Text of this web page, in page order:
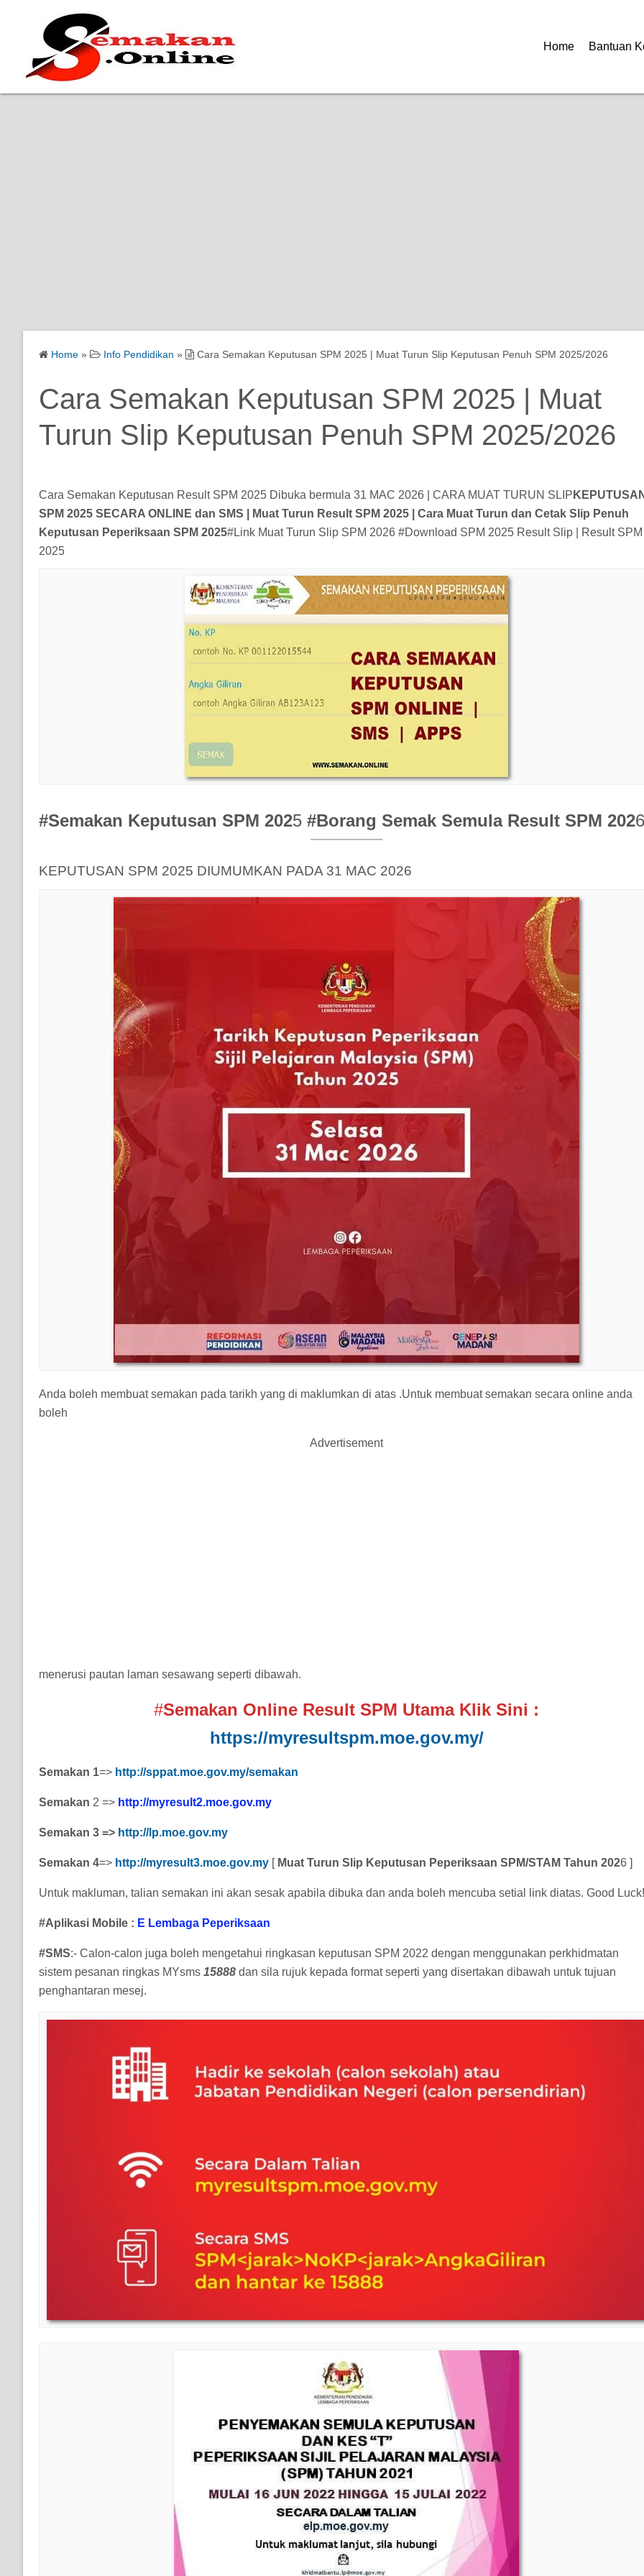
Home Bantuan
Home » Info Pendidikan » Cara Semakan Keputusan SPM 2025 | Muat Turun Slip Keputusan Penuh SPM 2025/2026
Cara Semakan Keputusan SPM 2025 | Muat
Turun Slip Keputusan Penuh SPM 2025/2026
Cara Semakan Keputusan Result SPM 2025 Dibuka bermula 31 MAC 2026 | CARA MUAT TURUN SLIP
SPM 2025 SECARA ONLINE dan SMS | Muat Turun Result SPM 2025 | Cara Muat Turun dan Cetak Slip Penuh
Keputusan Peperiksaan SPM 2025#Link Muat Turun Slip SPM 2026 #Download SPM 2025 Result Slip | Result SPM
2025
#Semakan Keputusan SPM 2025 #Borang Semak Semula Result SPM 2026
KEPUTUSAN SPM 2025 DIUMUMKAN PADA 31 MAC 2026
Anda boleh membuat semakan pada tarikh yang di maklumkan di atas .Untuk membuat semakan secara online anda
boleh
Advertisement
menerusi pautan laman sesawang seperti dibawah.
#Semakan Online Result SPM Utama Klik Sini :
https://myresultspm.moe.gov.my/
Semakan 1=> http://sppat.moe.gov.my/semakan
Semakan 2 => http://myresult2.moe.gov.my
Semakan 3 => http://lp.moe.gov.my
Semakan 4=> http://myresult3.moe.gov.my [ Muat Turun Slip Keputusan Peperiksaan SPM/STAM Tahun 2026 ]
Untuk makluman, talian semakan ini akan sesak apabila dibuka dan anda boleh mencuba setial link diatas. Good
#Aplikasi Mobile : E Lembaga Peperiksaan
#SMS:- Calon-calon juga boleh mengetahui ringkasan keputusan SPM 2022 dengan menggunakan perkhidmatan
sistem pesanan ringkas MYsms 15888 dan sila rujuk kepada format seperti yang disertakan dibawah untuk tujuan
penghantaran mesej.